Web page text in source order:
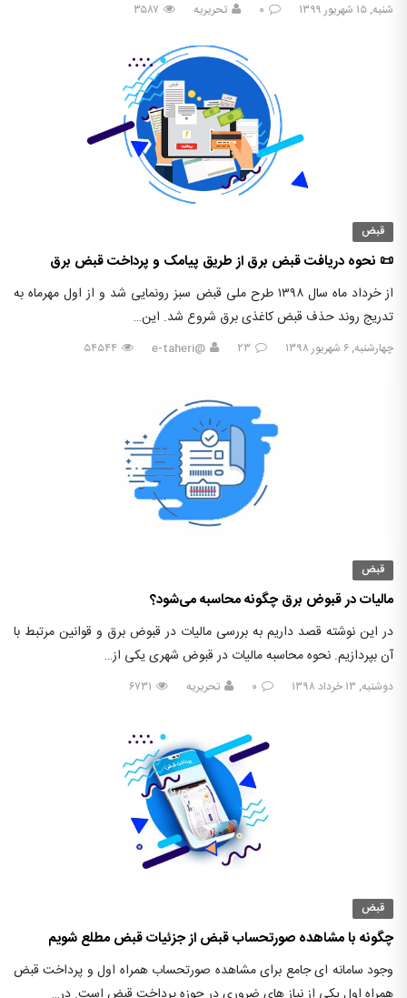
شنبه, ۱۵ شهریور ۱۳۹۹ ۰ تحریریه ۳۵۸۷
قبض
📜 نحوه دریافت قبض برق از طریق پیامک و پرداخت قبض برق
از خرداد ماه سال ۱۳۹۸ طرح ملی قبض سبز رونمایی شد و از اول مهرماه به
تدریج روند حذف قبض کاغذی برق شروع شد. این…
چهارشنبه, ۶ شهریور ۱۳۹۸ ۲۳ @e-taheri ۵۴۵۴۴
قبض
مالیات در قبوض برق چگونه محاسبه می‌شود؟
در این نوشته قصد داریم به بررسی مالیات در قبوض برق و قوانین مرتبط با
آن بپردازیم. نحوه محاسبه مالیات در قبوض شهری یکی از…
دوشنبه, ۱۳ خرداد ۱۳۹۸ ۰ تحریریه ۶۷۳۱
قبض
چگونه با مشاهده صورتحساب قبض از جزئیات قبض مطلع شویم
وجود سامانه ای جامع برای مشاهده صورتحساب همراه اول و پرداخت قبض